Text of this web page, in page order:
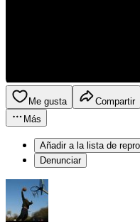
Me gusta Compartir
Más
Añadir a la lista de
Denunciar